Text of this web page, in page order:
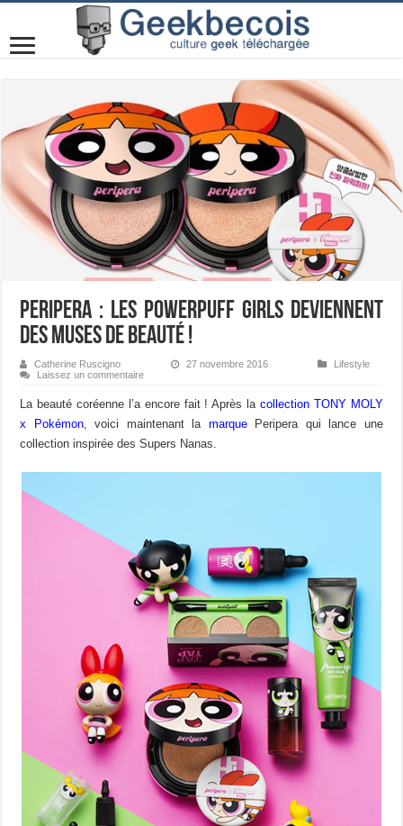
Peripera : les Powerpuff Girls deviennent
des muses de beauté !
Catherine Ruscigno 27 novembre 2016
Lifestyle
Laissez un commentaire
La beauté coréenne l’a encore fait ! Après lacollection TONY MOLY
x Pokémon, voici maintenant la marquePeripera qui lance une
collection inspirée des Supers Nanas.